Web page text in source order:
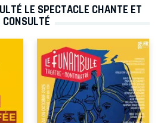
LE SPECTACLE CHANTE ET